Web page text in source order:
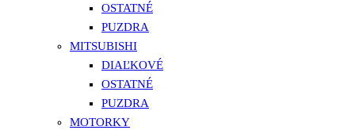
OSTATNÉ
PUZDRA
MITSUBISHI
DIAĽKOVÉ
OSTATNÉ
PUZDRA
MOTORKY